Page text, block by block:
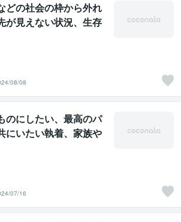
どの社会の枠から外れ
が見えない状況、生存
感の幻覚、幻術が解け
08/08
のにしたい、最高のパ
にいたい執着、家族や
を好きになってはいけ
が解ける遠隔法術ヒ
07/16